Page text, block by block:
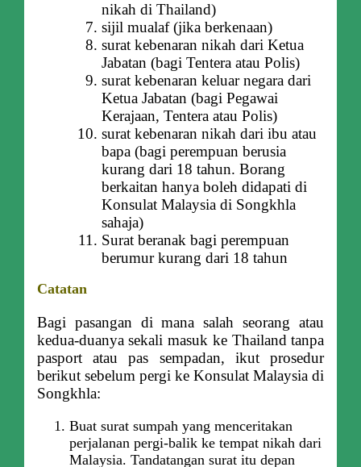
nikah di Thailand)
sijil mualaf (jika berkenaan)
surat kebenaran nikah dari Ketua
Jabatan (bagi Tentera atau Polis)
surat kebenaran keluar negara dari
Ketua Jabatan (bagi Pegawai
Kerajaan, Tentera atau Polis)
surat kebenaran nikah dari ibu atau
bapa (bagi perempuan berusia
kurang dari 18 tahun. Borang
berkaitan hanya boleh didapati di
Konsulat Malaysia di Songkhla
sahaja)
Surat beranak bagi perempuan
berumur kurang dari 18 tahun
Catatan
Bagi pasangan di mana salah seorang atau
kedua-duanya sekali masuk ke Thailand tanpa
pasport atau pas sempadan, ikut prosedur
berikut sebelum pergi ke Konsulat Malaysia di
Songkhla:
Buat surat sumpah yang menceritakan
perjalanan pergi-balik ke tempat nikah dari
Malaysia. Tandatangan surat itu depan